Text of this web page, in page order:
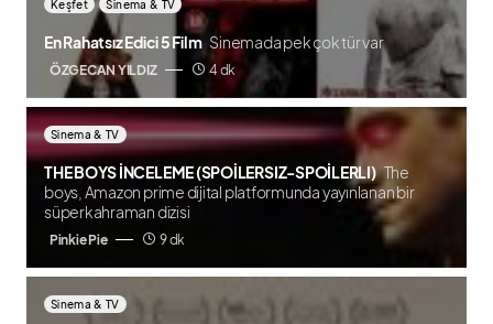
Keşfet Sinema & TV
En Rahatsız Edici 5 Film Sinemada pek çok tür var
ÖZGECAN YILDIZ 4 dk
Sinema & TV
THE BOYS İNCELEME (SPOİLERSIZ-SPOİLERLI) The
boys, Amazon prime dijital platformunda yayınlanan bir
süperkahraman dizisi
Pinkie Pie 9 dk
Sinema & TV